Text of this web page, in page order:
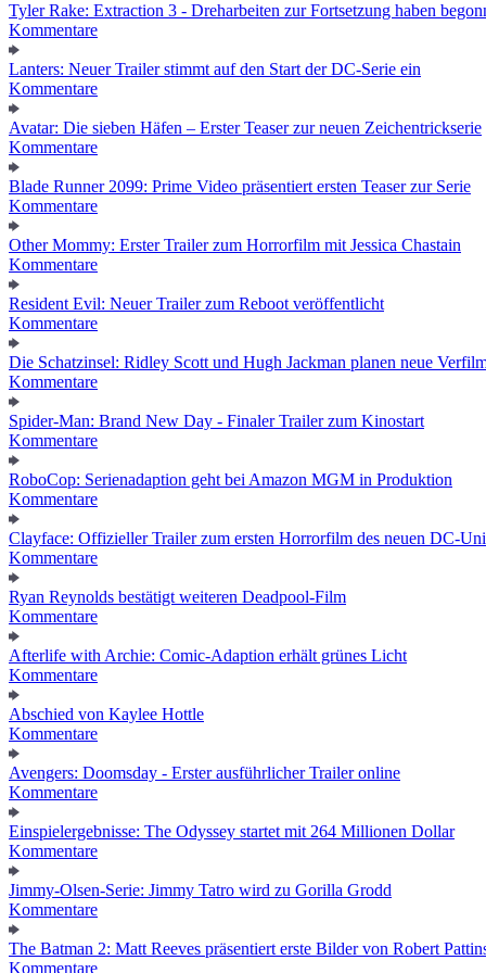
Tyler Rake: Extraction 3 - Dreharbeiten zur Fortsetzung haben
Kommentare
Lanters: Neuer Trailer stimmt auf den Start der DC-Serie ein
Kommentare
Avatar: Die sieben Häfen – Erster Teaser zur neuen Zeichentrickserie
Kommentare
Blade Runner 2099: Prime Video präsentiert ersten Teaser zur Serie
Kommentare
Other Mommy: Erster Trailer zum Horrorfilm mit Jessica Chastain
Kommentare
Resident Evil: Neuer Trailer zum Reboot veröffentlicht
Kommentare
Die Schatzinsel: Ridley Scott und Hugh Jackman planen neue
Kommentare
Spider-Man: Brand New Day - Finaler Trailer zum Kinostart
Kommentare
RoboCop: Serienadaption geht bei Amazon MGM in Produktion
Kommentare
Clayface: Offizieller Trailer zum ersten Horrorfilm des neuen DC-
Kommentare
Ryan Reynolds bestätigt weiteren Deadpool-Film
Kommentare
Afterlife with Archie: Comic-Adaption erhält grünes Licht
Kommentare
Abschied von Kaylee Hottle
Kommentare
Avengers: Doomsday - Erster ausführlicher Trailer online
Kommentare
Einspielergebnisse: The Odyssey startet mit 264 Millionen Dollar
Kommentare
Jimmy-Olsen-Serie: Jimmy Tatro wird zu Gorilla Grodd
Kommentare
The Batman 2: Matt Reeves präsentiert erste Bilder von Robert
Kommentare